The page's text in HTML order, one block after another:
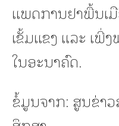
ແພດການຢາພື້ນເ
ເຂັ້ມແຂງ ແລະ ເພີ່
ໃນອະນາຄົດ.
ຂໍ້ມູນຈາກ: ສູນຂ່າ